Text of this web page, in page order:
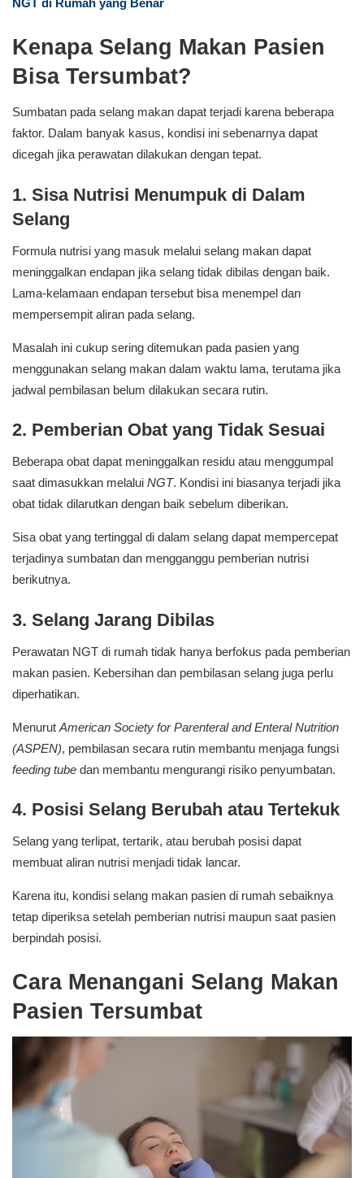
NGT di Rumah yang Benar
Kenapa Selang Makan Pasien
Bisa Tersumbat?
Sumbatan pada selang makan dapat terjadi karena beberapa
faktor. Dalam banyak kasus, kondisi ini sebenarnya dapat
dicegah jika perawatan dilakukan dengan tepat.
1. Sisa Nutrisi Menumpuk di Dalam
Selang
Formula nutrisi yang masuk melalui selang makan dapat
meninggalkan endapan jika selang tidak dibilas dengan baik.
Lama-kelamaan endapan tersebut bisa menempel dan
mempersempit aliran pada selang.
Masalah ini cukup sering ditemukan pada pasien yang
menggunakan selang makan dalam waktu lama, terutama jika
jadwal pembilasan belum dilakukan secara rutin.
2. Pemberian Obat yang Tidak Sesuai
Beberapa obat dapat meninggalkan residu atau menggumpal
saat dimasukkan melalui NGT. Kondisi ini biasanya terjadi jika
obat tidak dilarutkan dengan baik sebelum diberikan.
Sisa obat yang tertinggal di dalam selang dapat mempercepat
terjadinya sumbatan dan mengganggu pemberian nutrisi
berikutnya.
3. Selang Jarang Dibilas
Perawatan NGT di rumah tidak hanya berfokus pada pemberian
makan pasien. Kebersihan dan pembilasan selang juga perlu
diperhatikan.
Menurut American Society for Parenteral and Enteral Nutrition
(ASPEN), pembilasan secara rutin membantu menjaga fungsi
feeding tube dan membantu mengurangi risiko penyumbatan.
4. Posisi Selang Berubah atau Tertekuk
Selang yang terlipat, tertarik, atau berubah posisi dapat
membuat aliran nutrisi menjadi tidak lancar.
Karena itu, kondisi selang makan pasien di rumah sebaiknya
tetap diperiksa setelah pemberian nutrisi maupun saat pasien
berpindah posisi.
Cara Menangani Selang Makan
Pasien Tersumbat